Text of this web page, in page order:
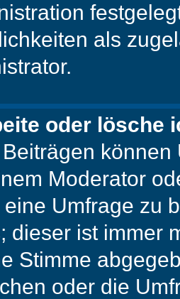
als
oder lösche
Moderator
Umfrage zu
dieser ist immer
Stimme
oder die